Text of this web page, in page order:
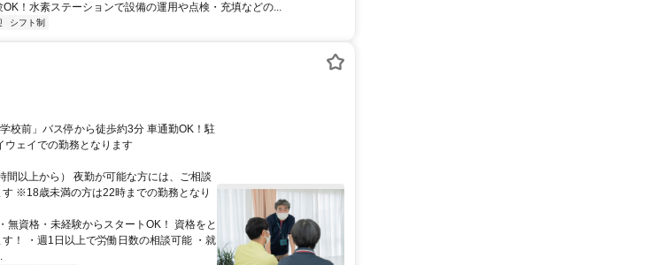
！水素ステーションで設備の運用や点検・充填などの...
シフト制
イウェイでの勤務となります
以上から） 夜勤が可能な方には、ご相談
※18歳未満の方は22時までの勤務となり
無資格・未経験からスタートOK！ 資格をと
！ ・週1日以上で労働日数の相談可能 ・就